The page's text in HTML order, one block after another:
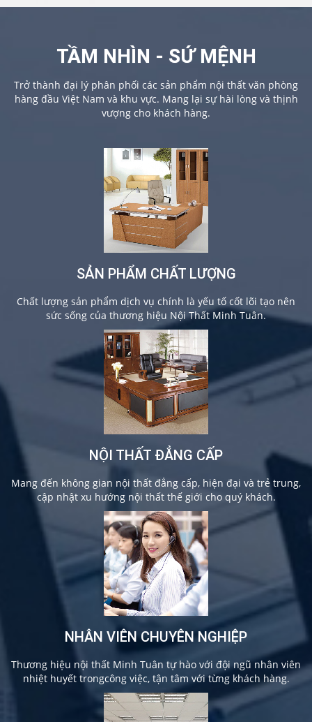
TẦM NHÌN - SỨ MỆNH
Trở thành đại lý phân phối các sản phẩm nội thất văn phòng
hàng đầu Việt Nam và khu vực. Mang lại sự hài lòng và thịnh
vượng cho khách hàng.
SẢN PHẨM CHẤT LƯỢNG
Chất lượng sản phẩm dịch vụ chính là yếu tố cốt lõi tạo nên
sức sống của thương hiệu Nội Thất Minh Tuân.
NỘI THẤT ĐẲNG CẤP
Mang đến không gian nội thất đẳng cấp, hiện đại và trẻ trung,
cập nhật xu hướng nội thất thế giới cho quý khách.
NHÂN VIÊN CHUYÊN NGHIỆP
Thương hiệu nội thất Minh Tuân tự hào với đội ngũ nhân viên
nhiệt huyết trongcông việc, tận tâm với từng khách hàng.